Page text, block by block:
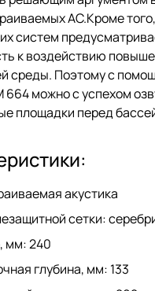
АС.Кроме
систем
к воздействию
среды. Поэтому с
664 можно с успехом
площадки перед
акустика
сетки:
мм: 240
глубина, мм: 133